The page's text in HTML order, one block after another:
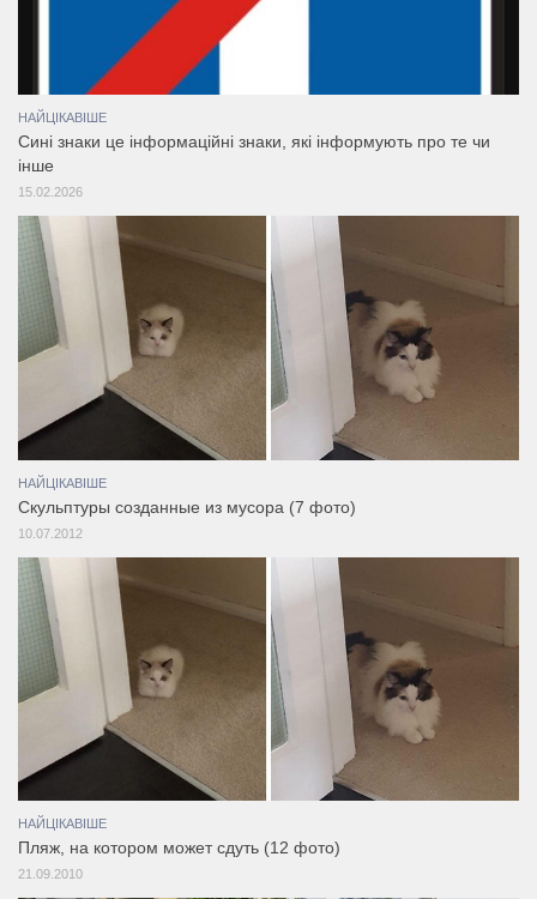
НАЙЦІКАВІШЕ
Сині знаки це інформаційні знаки, які інформують про те чи
інше
15.02.2026
НАЙЦІКАВІШЕ
Скульптуры созданные из мусора (7 фото)
10.07.2012
НАЙЦІКАВІШЕ
Пляж, на котором может сдуть (12 фото)
21.09.2010